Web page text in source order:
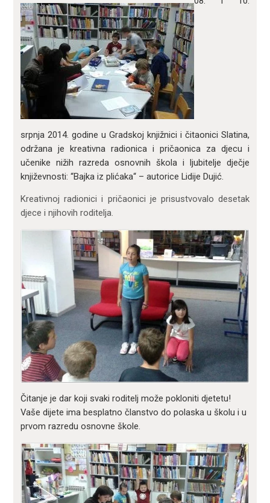
srpnja 2014. godine u Gradskoj knjižnici i čitaonici Slatina,
održana je kreativna radionica i pričaonica za djecu i
učenike nižih razreda osnovnih škola i ljubitelje dječje
književnosti: “Bajka iz plićaka“ – autorice Lidije Dujić.
Kreativnoj radionici i pričaonici je prisustvovalo desetak
djece i njihovih roditelja.
Čitanje je dar koji svaki roditelj može pokloniti djetetu!
Vaše dijete ima besplatno članstvo do polaska u školu i u
prvom razredu osnovne škole.